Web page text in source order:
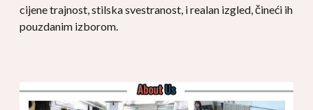
cijene trajnost, stilska svestranost, i realan izgled, čineći ih
pouzdanim izborom.